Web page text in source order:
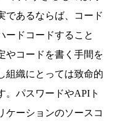
であるならば、コード
ードコードすること
やコードを書く手間を
組織にとっては致命的
。パスワードやAPIト
ケーションのソースコ